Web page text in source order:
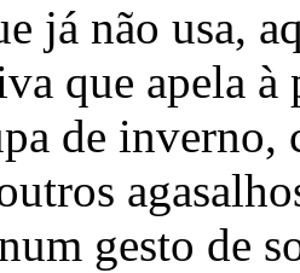
já não usa,
que apela à
de inverno,
gesto de